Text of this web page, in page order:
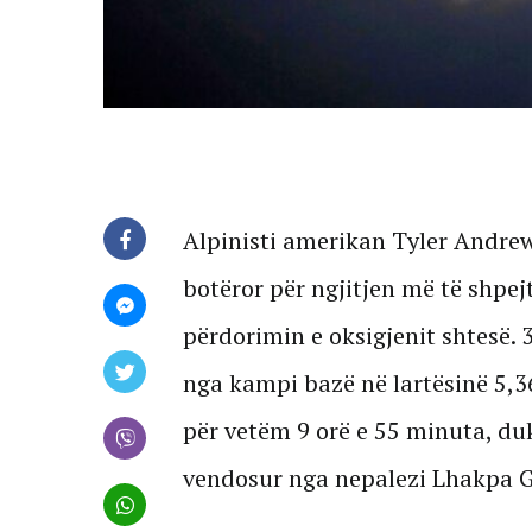
Alpinisti amerikan Tyler
botëror për ngjitjen më të
përdorimin e oksigjenit
nga kampi bazë në lartësinë
për vetëm 9 orë e 55 minuta,
vendosur nga nepalezi Lhakpa